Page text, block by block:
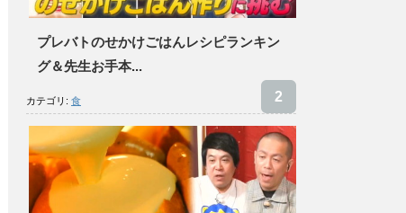
プレバトのせかけごはんレシピランキン
グ＆先生お手本...
カテゴリ: 食